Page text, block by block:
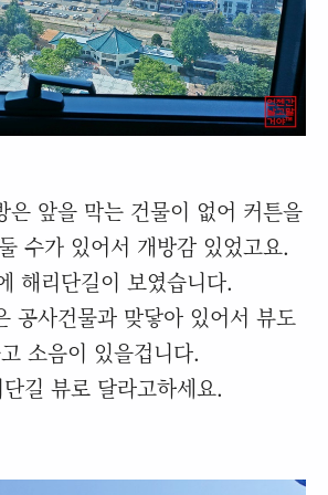
은 앞을 막는 건물이 없어 커튼을
수가 있어서 개방감 있었고요.
해리단길이 보였습니다.
공사건물과 맞닿아 있어서 뷰도
소음이 있을겁니다.
길 뷰로 달라고하세요.